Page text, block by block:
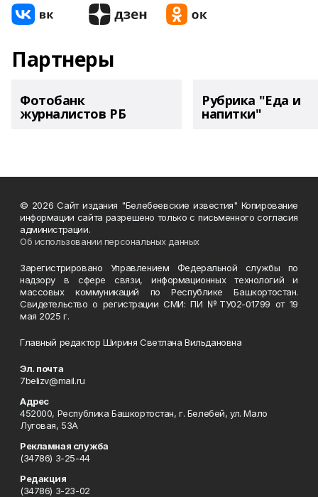
Партнеры
Фотобанк
журналистов РБ
Рубрика "Еда и
напитки"
© 2026 Сайт издания "Белебеевские известия" Копирование
информации сайта разрешено только с письменного согласия
администрации.
Об использовании персональных данных
Зарегистрировано Управлением Федеральной службы по
надзору в сфере связи, информационных технологий и
массовых коммуникаций по Республике Башкортостан.
Свидетельство о регистрации СМИ: ПИ №ТУ02-01799 от 19
мая 2025 г.
Главный редактор Шириня Светлана Вильдановна
Эл. почта
7belizv@mail.ru
Адрес
452000, Республика Башкортостан, г. Белебей, ул. Мало
Луговая, 53А
Рекламная служба
(34786) 3-25-44
Редакция
(34786) 3-23-02